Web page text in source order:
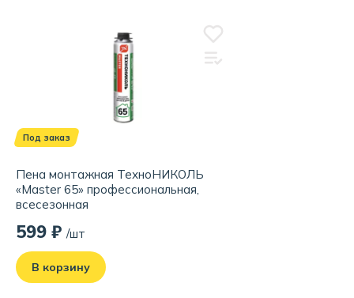
Под заказ
Пена монтажная ТехноНИКОЛЬ
«Master 65» профессиональная,
всесезонная
599 ₽ /шт
В корзину